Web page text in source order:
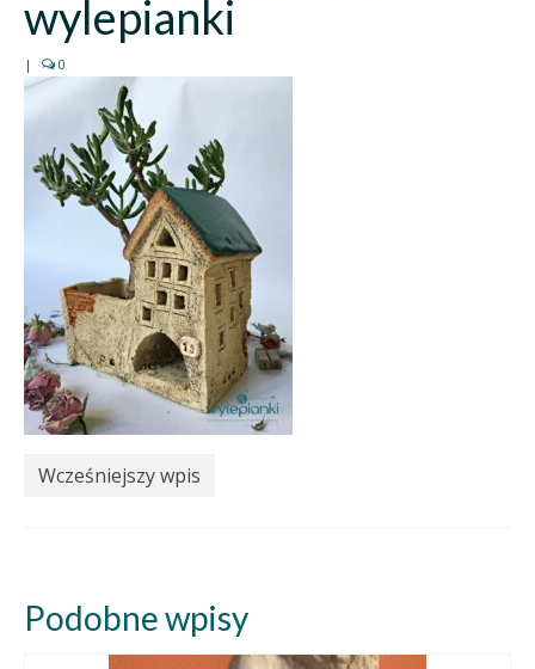
wylepianki
| 0
Wcześniejszy wpis
Podobne wpisy